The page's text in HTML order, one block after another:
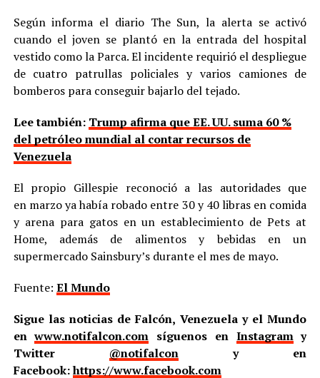
Según informa el diario The Sun, la alerta se activó
cuando el joven se plantó en la entrada del hospital
vestido como la Parca. El incidente requirió el despliegue
de cuatro patrullas policiales y varios camiones de
bomberos para conseguir bajarlo del tejado.
Lee también: Trump afirma que EE. UU. suma 60 %
del petróleo mundial al contar recursos de
Venezuela
El propio Gillespie reconoció a las autoridades que
en marzo ya había robado entre 30 y 40 libras en comida
y arena para gatos en un establecimiento de Pets at
Home, además de alimentos y bebidas en un
supermercado Sainsbury’s durante el mes de mayo.
Fuente: El Mundo
Sigue las noticias de Falcón, Venezuela y el Mundo
enwww.notifalcon.com síguenos en Instagramy
Twitter @notifalcony en
Facebook:https://www.facebook.com